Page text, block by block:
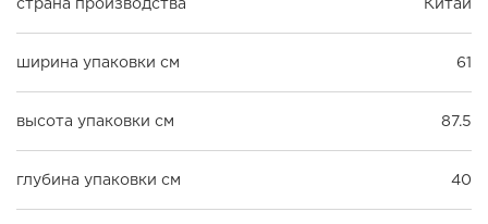
ширина упаковки см 61
высота упаковки см 87.5
глубина упаковки см 40